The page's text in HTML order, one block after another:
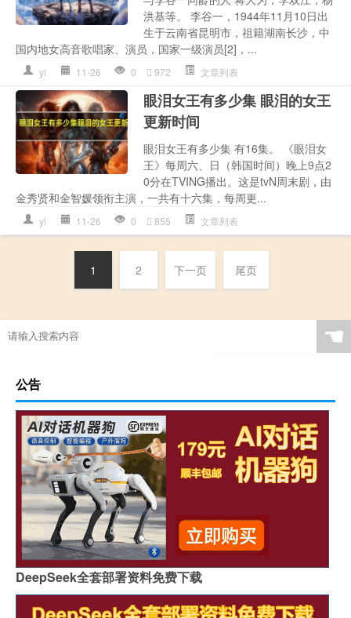
洪基等。 李谷一，1944年11月10日出
生于云南省昆明市，祖籍湖南长沙，中
国内地女高音歌唱家、演员，国家一级演员[2]，...
yl 11-26 0 972 文章列表
眼泪女王有多少集 眼泪的女王
更新时间
眼泪女王有多少集 有16集。 《眼泪女
王》每周六、日（韩国时间）晚上9点2
0分在TVING播出。这是tvN周末剧，由
金秀贤和金智媛领衔主演，一共有十六集，每周更...
yl 11-26 0 855 文章列表
1 2 下一页 尾页
☚
公告
DeepSeek全套部署资料免费下载